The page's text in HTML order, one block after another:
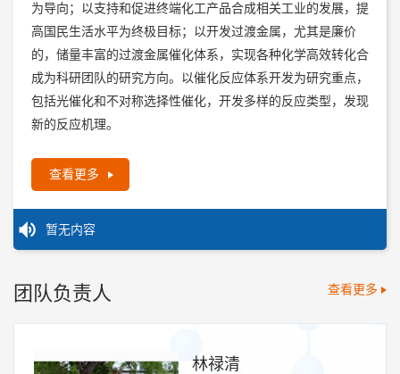
为导向；以支持和促进终端化工产品合成相关工业的发展，提
高国民生活水平为终极目标；以开发过渡金属，尤其是廉价
的，储量丰富的过渡金属催化体系，实现各种化学高效转化合
成为科研团队的研究方向。以催化反应体系开发为研究重点，
包括光催化和不对称选择性催化，开发多样的反应类型，发现
新的反应机理。
查看更多
暂无内容
团队负责人 查看更多
林禄清